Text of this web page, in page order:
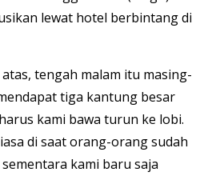
lewat hotel berbintang di
tengah malam itu masing-
tiga kantung besar
kami bawa turun ke lobi.
di saat orang-orang sudah
kami baru saja